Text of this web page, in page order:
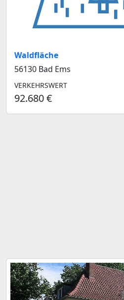
Waldfläche
56130 Bad Ems
VERKEHRSWERT
92.680 €